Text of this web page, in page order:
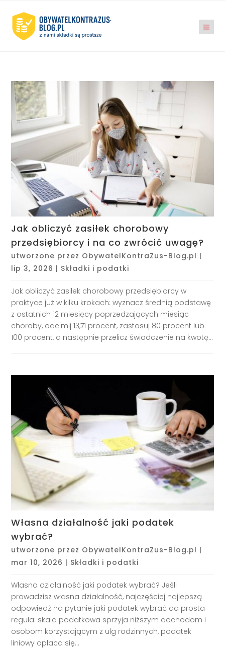
Jak obliczyć zasiłek chorobowy
przedsiębiorcy i na co zwrócić uwagę?
utworzone przez ObywatelKontraZus-Blog.pl |
lip 3, 2026 | Składki i podatki
Jak obliczyć zasiłek chorobowy przedsiębiorcy w
praktyce już w kilku krokach: wyznacz średnią podstawę
z ostatnich 12 miesięcy poprzedzających miesiąc
choroby, odejmij 13,71 procent, zastosuj 80 procent lub
100 procent, a następnie przelicz świadczenie na kwotę...
Własna działalność jaki podatek
wybrać?
utworzone przez ObywatelKontraZus-Blog.pl |
mar 10, 2026 | Składki i podatki
Własna działalność jaki podatek wybrać? Jeśli
prowadzisz własna działalność, najczęściej najlepszą
odpowiedź na pytanie jaki podatek wybrać da prosta
reguła: skala podatkowa sprzyja niższym dochodom i
osobom korzystającym z ulg rodzinnych, podatek
liniowy opłaca się...